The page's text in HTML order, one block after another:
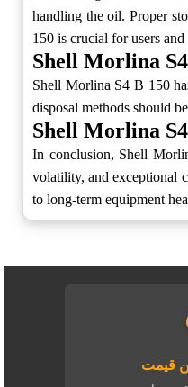
handling the oil. Proper
150 is crucial for users
Shell Morlina
Shell Morlina S4 B 150
disposal methods should
Shell Morlina
In conclusion, Shell
volatility, and exceptional
to long-term equipment
قیمت